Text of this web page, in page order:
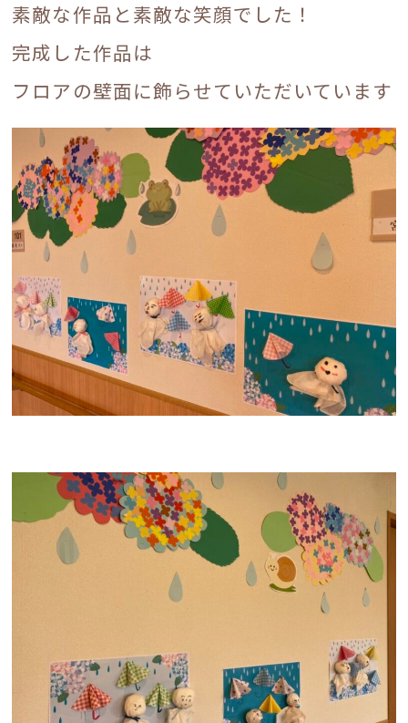
素敵な作品と素敵な笑顔でした！
完成した作品は
フロアの壁面に飾らせていただいています